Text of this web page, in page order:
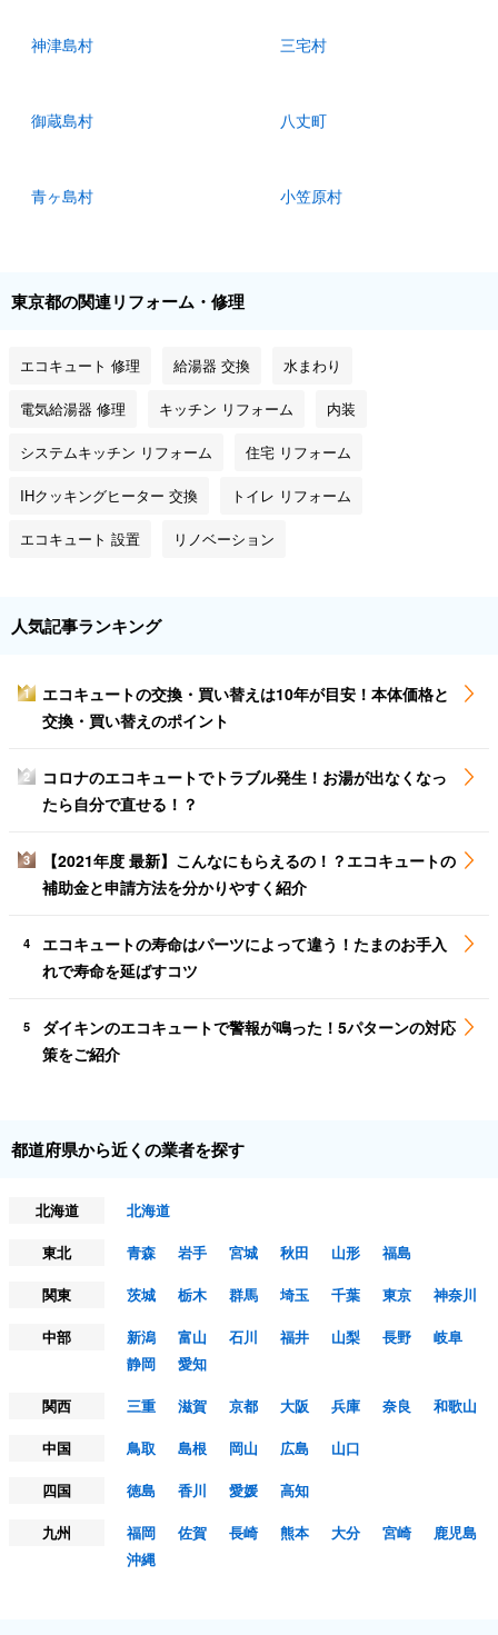
神津島村 三宅村
御蔵島村 八丈町
青ヶ島村 小笠原村
東京都の関連リフォーム・修理
エコキュート 修理 給湯器 交換 水まわり
電気給湯器 修理 キッチン リフォーム 内装
システムキッチン リフォーム 住宅 リフォーム
IHクッキングヒーター 交換 トイレ リフォーム
エコキュート 設置 リノベーション
人気記事ランキング
1
エコキュートの交換・買い替えは10年が目安！本体価格と
交換・買い替えのポイント
2
コロナのエコキュートでトラブル発生！お湯が出なくなっ
たら自分で直せる！？
3
【2021年度 最新】こんなにもらえるの！？エコキュートの
補助金と申請方法を分かりやすく紹介
4
エコキュートの寿命はパーツによって違う！たまのお手入
れで寿命を延ばすコツ
5
ダイキンのエコキュートで警報が鳴った！5パターンの対応
策をご紹介
都道府県から近くの業者を探す
北海道
北海道
東北
青森 岩手 宮城 秋田 山形
福島
関東
茨城 栃木 群馬 埼玉 千葉 東京
神奈川
中部
新潟 富山 石川 福井 山梨 長野
岐阜
静岡
愛知
関西
三重 滋賀 京都 大阪 兵庫 奈良
和歌山
中国
鳥取 島根 岡山 広島
山口
四国
徳島 香川 愛媛
高知
九州
福岡 佐賀 長崎 熊本 大分 宮崎
鹿児島
沖縄